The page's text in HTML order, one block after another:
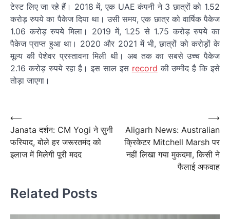
टेस्ट लिए जा रहे हैं। 2018 में, एक UAE कंपनी ने 3 छात्रों को 1.52
करोड़ रुपये का पैकेज दिया था। उसी समय, एक छात्र को वार्षिक पैकेज
1.06 करोड़ रुपये मिला। 2019 में, 1.25 से 1.75 करोड़ रुपये का
पैकेज प्राप्त हुआ था। 2020 और 2021 में भी, छात्रों को करोड़ों के
मूल्य की पेशेवर प्रस्तावना मिली थी। अब तक का सबसे उच्च पैकेज
2.16 करोड़ रुपये रहा है। इस साल इस record की उम्मीद है कि इसे
तोड़ा जाएगा।
navigation
Post
navigation
⟵
Janata दर्शन: CM Yogi ने सुनी
फरियाद, बोले हर जरूरतमंद को
इलाज में मिलेगी पूरी मदद
Aligarh News: Australian
क्रिकेटर Mitchell Marsh पर
नहीं लिखा गया मुकदमा, किसी ने
फैलाई अफवाह
⟶
Related Posts